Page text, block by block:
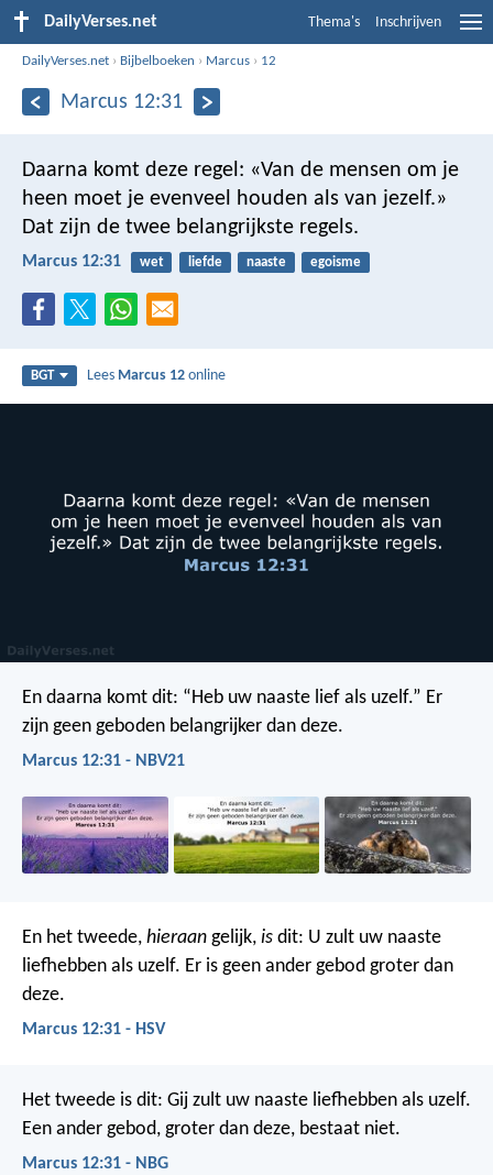
DailyVerses.net Thema's Inschrijven
DailyVerses.net › Bijbelboeken › Marcus › 12
Marcus 12:31
Daarna komt deze regel: «Van de mensen om je
heen moet je evenveel houden als van jezelf.»
Dat zijn de twee belangrijkste regels.
Marcus 12:31 wet liefde naaste egoisme
BGT Lees Marcus 12 online
En daarna komt dit: “Heb uw naaste lief als uzelf.” Er
zijn geen geboden belangrijker dan deze.
Marcus 12:31 - NBV21
En het tweede, hieraan gelijk, is dit: U zult uw naaste
liefhebben als uzelf. Er is geen ander gebod groter dan
deze.
Marcus 12:31 - HSV
Het tweede is dit: Gij zult uw naaste liefhebben als uzelf.
Een ander gebod, groter dan deze, bestaat niet.
Marcus 12:31 - NBG